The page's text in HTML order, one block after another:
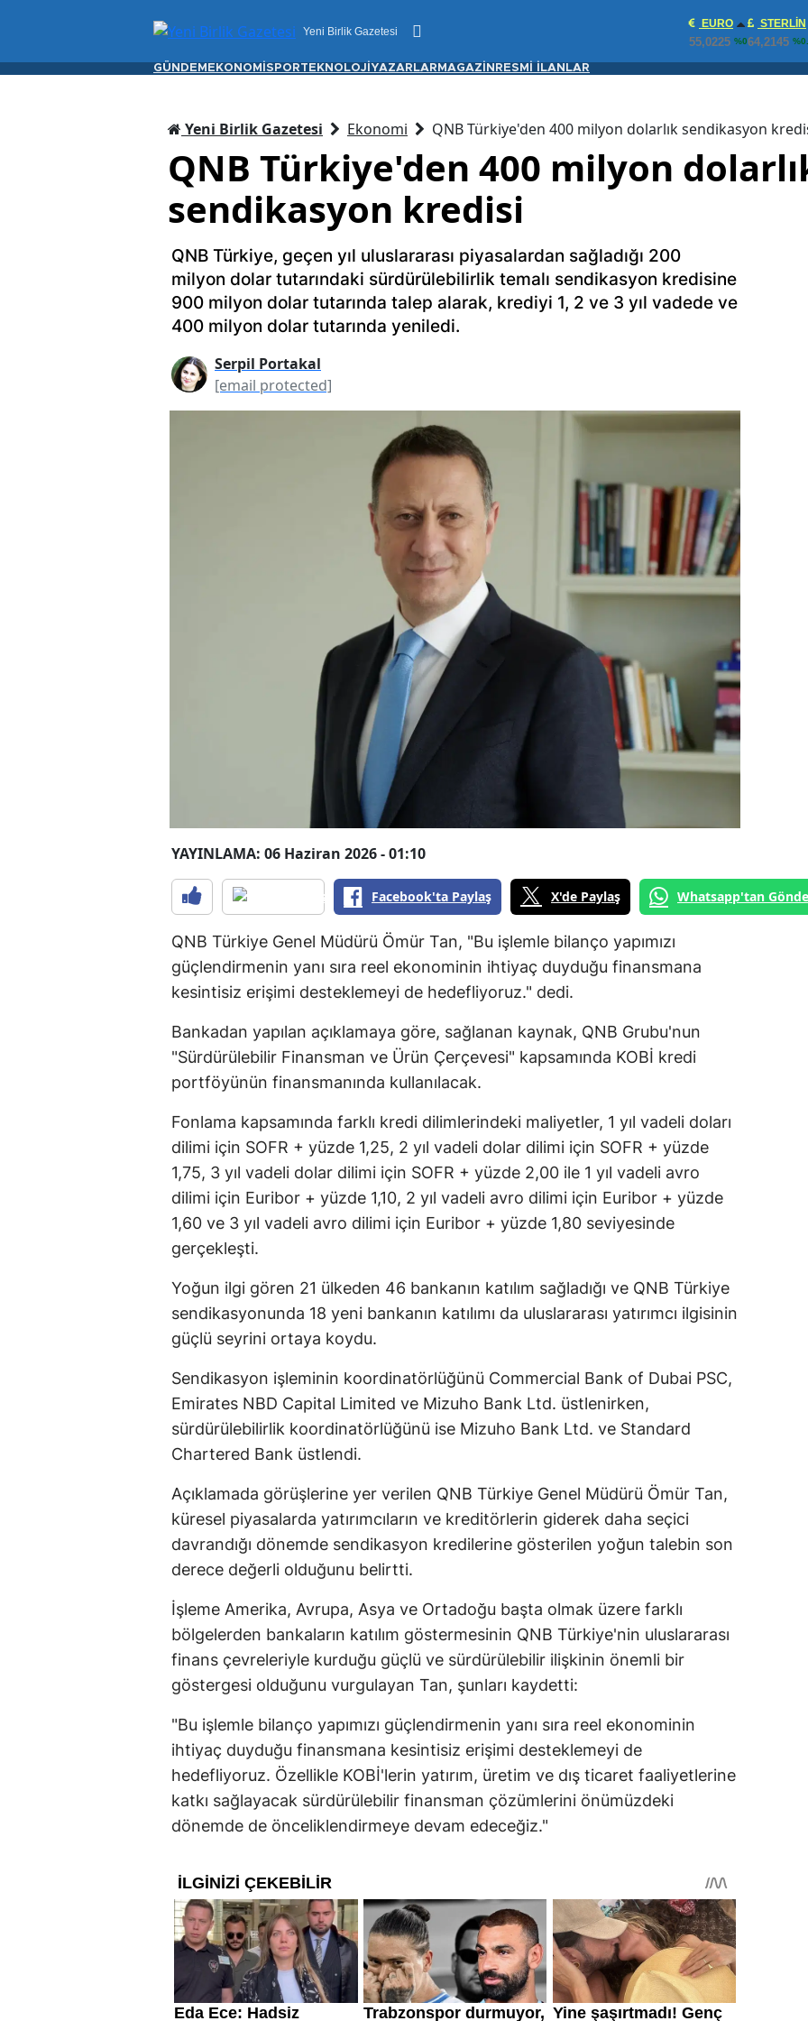
Yeni Birlik Gazetesi
EURO
55,0225 %0
STERLIN
64,2145
GÜNDEM EKONOMİ SPORTEKNOLOJİ YAZARLAR MAGAZİN RESMİ İLANLAR
Yeni Birlik Gazetesi Ekonomi QNB Türkiye'den 400 milyon dolarlık sendikasyon
QNB Türkiye'den 400 milyon
sendikasyon kredisi
QNB Türkiye, geçen yıl uluslararası piyasalardan sağladığı 200
milyon dolar tutarındaki sürdürülebilirlik temalı sendikasyon kredisine
900 milyon dolar tutarında talep alarak, krediyi 1, 2 ve 3 yıl vadede ve
400 milyon dolar tutarında yeniledi.
Serpil Portakal
[email protected]
YAYINLAMA: 06 Haziran 2026 - 01:10
Facebook'ta Paylaş X'de Paylaş Whatsapp'tan
QNB Türkiye Genel Müdürü Ömür Tan, "Bu işlemle bilanço yapımızı
güçlendirmenin yanı sıra reel ekonominin ihtiyaç duyduğu finansmana
kesintisiz erişimi desteklemeyi de hedefliyoruz." dedi.
Bankadan yapılan açıklamaya göre, sağlanan kaynak, QNB Grubu'nun
"Sürdürülebilir Finansman ve Ürün Çerçevesi" kapsamında KOBİ kredi
portföyünün finansmanında kullanılacak.
Fonlama kapsamında farklı kredi dilimlerindeki maliyetler, 1 yıl vadeli doları
dilimi için SOFR + yüzde 1,25, 2 yıl vadeli dolar dilimi için SOFR + yüzde
1,75, 3 yıl vadeli dolar dilimi için SOFR + yüzde 2,00 ile 1 yıl vadeli avro
dilimi için Euribor + yüzde 1,10, 2 yıl vadeli avro dilimi için Euribor + yüzde
1,60 ve 3 yıl vadeli avro dilimi için Euribor + yüzde 1,80 seviyesinde
gerçekleşti.
Yoğun ilgi gören 21 ülkeden 46 bankanın katılım sağladığı ve QNB Türkiye
sendikasyonunda 18 yeni bankanın katılımı da uluslararası yatırımcı ilgisinin
güçlü seyrini ortaya koydu.
Sendikasyon işleminin koordinatörlüğünü Commercial Bank of Dubai PSC,
Emirates NBD Capital Limited ve Mizuho Bank Ltd. üstlenirken,
sürdürülebilirlik koordinatörlüğünü ise Mizuho Bank Ltd. ve Standard
Chartered Bank üstlendi.
Açıklamada görüşlerine yer verilen QNB Türkiye Genel Müdürü Ömür Tan,
küresel piyasalarda yatırımcıların ve kreditörlerin giderek daha seçici
davrandığı dönemde sendikasyon kredilerine gösterilen yoğun talebin son
derece değerli olduğunu belirtti.
İşleme Amerika, Avrupa, Asya ve Ortadoğu başta olmak üzere farklı
bölgelerden bankaların katılım göstermesinin QNB Türkiye'nin uluslararası
finans çevreleriyle kurduğu güçlü ve sürdürülebilir ilişkinin önemli bir
göstergesi olduğunu vurgulayan Tan, şunları kaydetti:
"Bu işlemle bilanço yapımızı güçlendirmenin yanı sıra reel ekonominin
ihtiyaç duyduğu finansmana kesintisiz erişimi desteklemeyi de
hedefliyoruz. Özellikle KOBİ'lerin yatırım, üretim ve dış ticaret faaliyetlerine
katkı sağlayacak sürdürülebilir finansman çözümlerini önümüzdeki
dönemde de önceliklendirmeye devam edeceğiz."